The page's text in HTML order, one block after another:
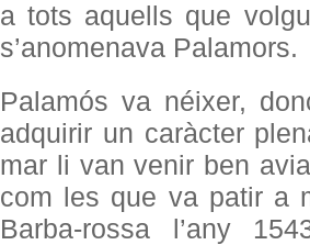
a tots aquells que
s’anomenava Palamors.
Palamós va néixer,
adquirir un caràcter
mar li van venir ben
com les que va patir a
Barba-rossa l’any